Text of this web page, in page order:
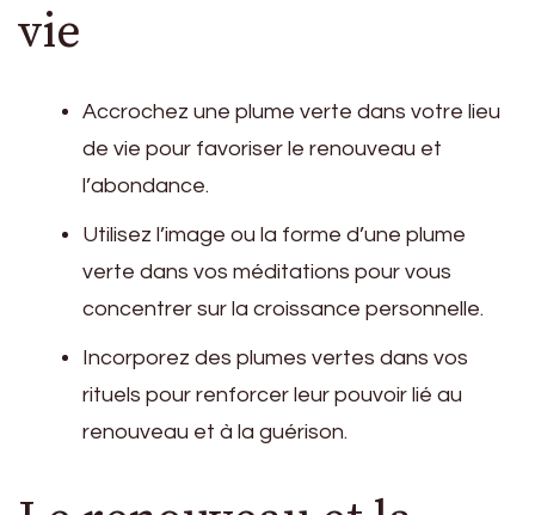
vie
Accrochez une plume verte dans votre lieu
de vie pour favoriser le renouveau et
l’abondance.
Utilisez l’image ou la forme d’une plume
verte dans vos méditations pour vous
concentrer sur la croissance personnelle.
Incorporez des plumes vertes dans vos
rituels pour renforcer leur pouvoir lié au
renouveau et à la guérison.